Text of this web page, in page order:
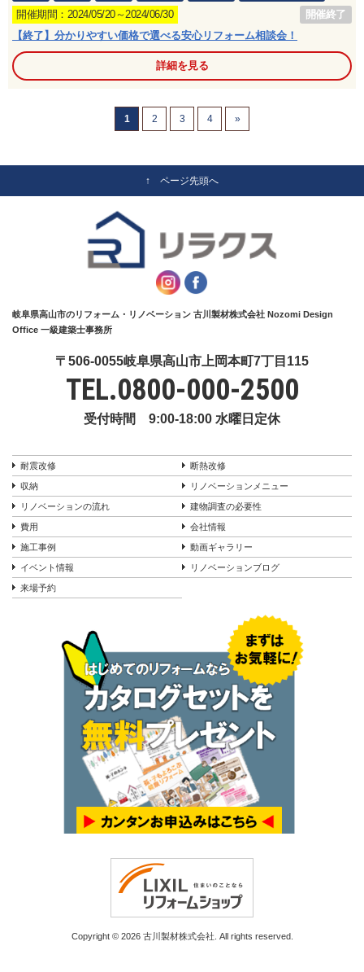
開催期間：2024/05/20～2024/06/30
開催終了
【終了】分かりやすい価格で選べる安心リフォーム相談会！
詳細を見る
1 2 3 4 »
↑ ページ先頭へ
岐阜県高山市のリフォーム・リノベーション 古川製材株式会社 Nozomi Design
Office 一級建築士事務所
〒506-0055岐阜県高山市上岡本町7丁目115
TEL.0800-000-2500
受付時間 9:00-18:00 水曜日定休
耐震改修 断熱改修
収納 リノベーションメニュー
リノベーションの流れ 建物調査の必要性
費用 会社情報
施工事例 動画ギャラリー
イベント情報 リノベーションブログ
来場予約
Copyright © 2026 古川製材株式会社. All rights reserved.